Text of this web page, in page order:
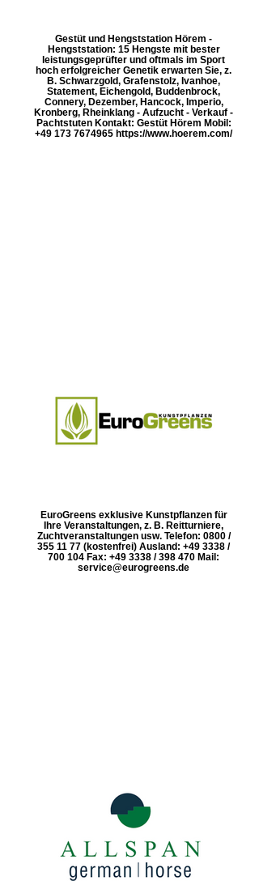
Gestüt und Hengststation Hörem -
Hengststation: 15 Hengste mit bester
leistungsgeprüfter und oftmals im Sport
hoch erfolgreicher Genetik erwarten Sie, z.
B. Schwarzgold, Grafenstolz, Ivanhoe,
Statement, Eichengold, Buddenbrock,
Connery, Dezember, Hancock, Imperio,
Kronberg, Rheinklang - Aufzucht - Verkauf -
Pachtstuten Kontakt: Gestüt Hörem Mobil:
+49 173 7674965 https://www.hoerem.com/
EuroGreens exklusive Kunstpflanzen für
Ihre Veranstaltungen, z. B. Reitturniere,
Zuchtveranstaltungen usw. Telefon: 0800 /
355 11 77 (kostenfrei) Ausland: +49 3338 /
700 104 Fax: +49 3338 / 398 470 Mail:
service@eurogreens.de